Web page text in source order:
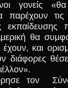
γονείς «θα
τις
εκπαίδευσης
θα
και
τον